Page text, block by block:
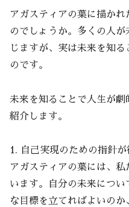
アガスティアの葉に描か
のでしょうか。多くの人
じますが、実は未来を知
のです。
未来を知ることで人生が
紹介します。
1. 自己実現のための指針が
アガスティアの葉には、
います。自分の未来につ
な目標を立てればよいの